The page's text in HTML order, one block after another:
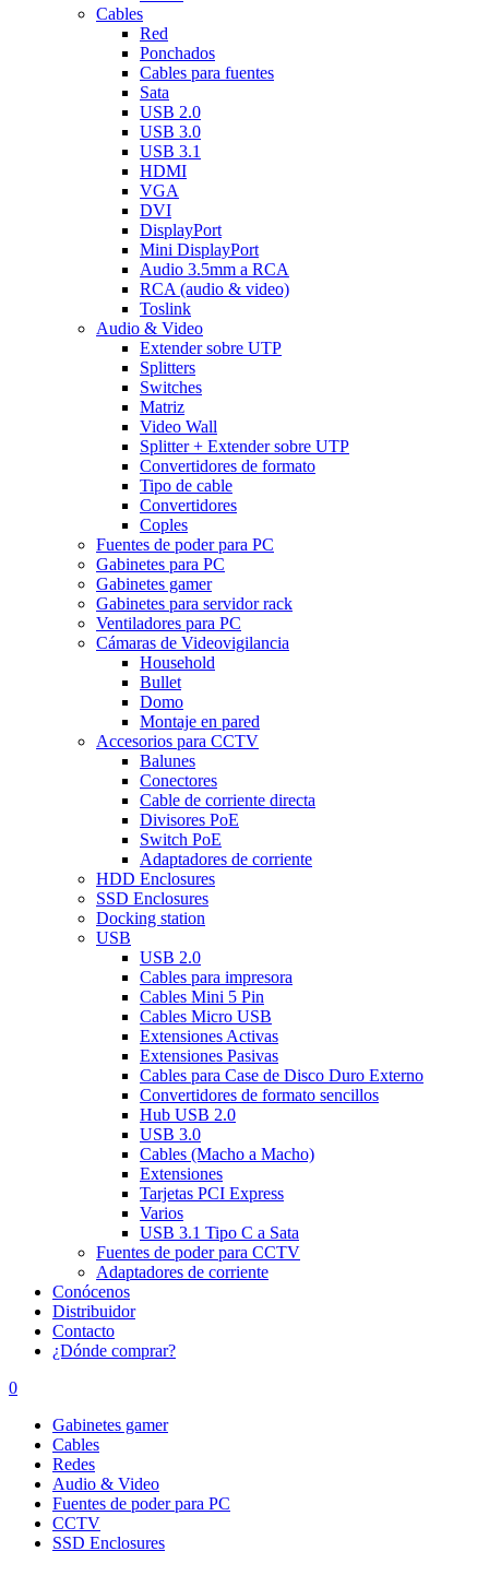
Cables
Red
Ponchados
Cables para fuentes
Sata
USB 2.0
USB 3.0
USB 3.1
HDMI
VGA
DVI
DisplayPort
Mini DisplayPort
Audio 3.5mm a RCA
RCA (audio & video)
Toslink
Audio & Video
Extender sobre UTP
Splitters
Switches
Matriz
Video Wall
Splitter + Extender sobre UTP
Convertidores de formato
Tipo de cable
Convertidores
Coples
Fuentes de poder para PC
Gabinetes para PC
Gabinetes gamer
Gabinetes para servidor rack
Ventiladores para PC
Cámaras de Videovigilancia
Household
Bullet
Domo
Montaje en pared
Accesorios para CCTV
Balunes
Conectores
Cable de corriente directa
Divisores PoE
Switch PoE
Adaptadores de corriente
HDD Enclosures
SSD Enclosures
Docking station
USB
USB 2.0
Cables para impresora
Cables Mini 5 Pin
Cables Micro USB
Extensiones Activas
Extensiones Pasivas
Cables para Case de Disco Duro Externo
Convertidores de formato sencillos
Hub USB 2.0
USB 3.0
Cables (Macho a Macho)
Extensiones
Tarjetas PCI Express
Varios
USB 3.1 Tipo C a Sata
Fuentes de poder para CCTV
Adaptadores de corriente
Conócenos
Distribuidor
Contacto
¿Dónde comprar?
0
Gabinetes gamer
Cables
Redes
Audio & Video
Fuentes de poder para PC
CCTV
SSD Enclosures